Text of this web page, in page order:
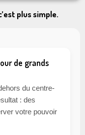
plus simple.
de grands
du centre-
: des
votre pouvoir